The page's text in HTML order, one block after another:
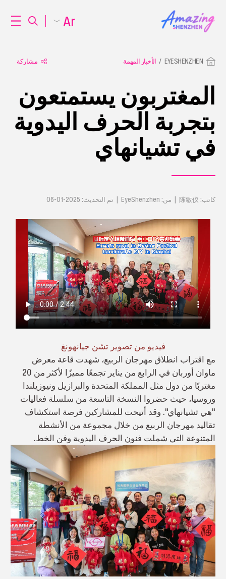
EYESHENZHEN الأخبار المهمة مشاركة
المغتربون يستمتعون
بتجربة الحرف اليدوية
في تشيانهاي
كاتب: 陈敏仪 | من: EyeShenzhen | تم التحديث: 2025-01-06
فيديو من تصوير تشن جيانهونغ
مع اقتراب انطلاق مهرجان الربيع، شهدت قاعة معرض
ماوان أوربان في الرابع من يناير تجمعًا مميزًا لأكثر من 20
مغتربًا من دول مثل المملكة المتحدة والبرازيل ونيوزيلندا
وروسيا، حيث حضروا النسخة التاسعة من سلسلة فعاليات
"هي تشيانهاي". وقد أتيحت للمشاركين فرصة استكشاف
تقاليد مهرجان الربيع من خلال مجموعة من الأنشطة
المتنوعة التي شملت فنون الحرف اليدوية وفن الخط.
Ar